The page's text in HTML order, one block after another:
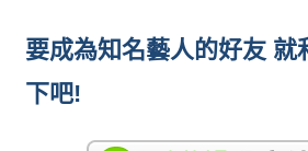
要成為知名藝人的好友 就
下吧!